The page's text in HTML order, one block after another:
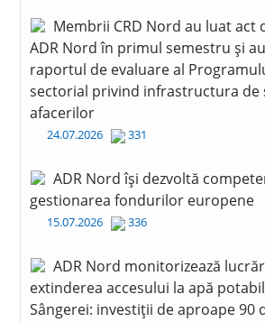
Membrii CRD Nord au luat act
ADR Nord în primul semestru și
raportul de evaluare al
sectorial privind infrastructura de
afacerilor
24.07.2026 331
ADR Nord își dezvoltă
gestionarea fondurilor europene
15.07.2026 336
ADR Nord monitorizează
extinderea accesului la apă
Sângerei: investiții de aproape 90